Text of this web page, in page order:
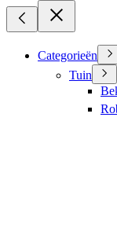
Categorieën
Tuin